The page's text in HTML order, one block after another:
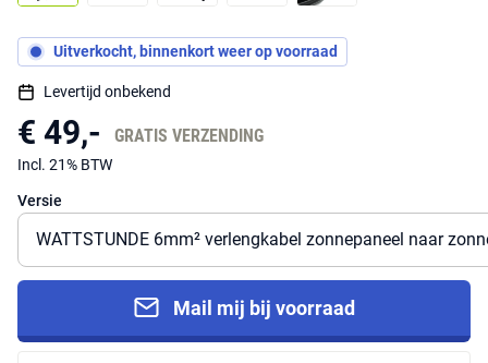
Uitverkocht, binnenkort weer op voorraad
Levertijd onbekend
€ 49,- GRATIS VERZENDING
Incl. 21% BTW
Versie
Mail mij bij voorraad